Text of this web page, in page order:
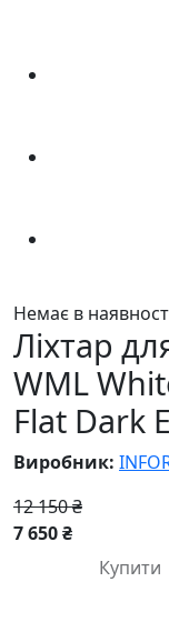
Немає в
Ліхтар
WML
Flat Dark
Виробник:
12 150 ₴
7 650 ₴
Купити